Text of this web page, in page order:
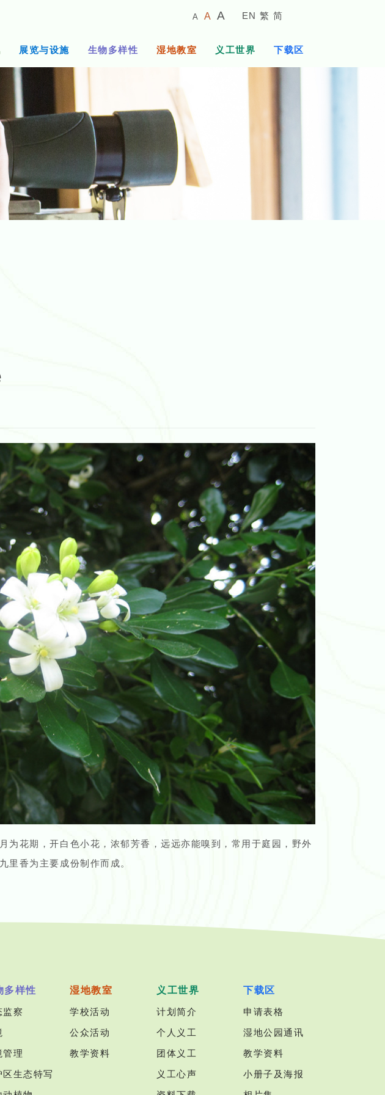
A
较
A
预
字
体
A
的
EN 繁 简
展览与设施 生物多样性 湿地教室 义工世界 下载区
为花期，开白色小花，浓郁芳香，远远亦能嗅到，常用于庭园，野外
里香为主要成份制作而成。
多样性
监察
管理
区生态特写
湿地教室
学校活动
公众活动
教学资料
义工世界
计划简介
个人义工
团体义工
义工心声
下载区
申请表格
湿地公园通讯
教学资料
小册子及海报